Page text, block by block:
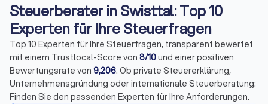
Steuerberater in Swisttal: Top 10
Experten für Ihre Steuerfragen
Top 10 Experten für Ihre Steuerfragen, transparent bewertet
mit einem Trustlocal-Score von 8/10und einer positiven
Bewertungsrate von 9,206. Ob private Steuererklärung,
Unternehmensgründung oder internationale Steuerberatung:
Finden Sie den passenden Experten für Ihre Anforderungen.